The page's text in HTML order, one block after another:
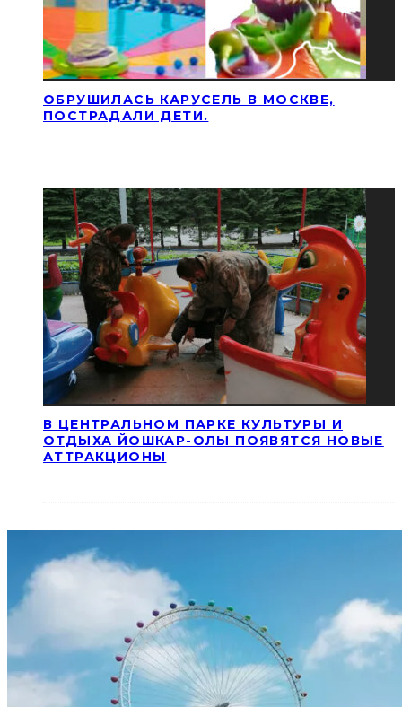
ОБРУШИЛАСЬ КАРУСЕЛЬ В МОСКВЕ,
ПОСТРАДАЛИ ДЕТИ.
В ЦЕНТРАЛЬНОМ ПАРКЕ КУЛЬТУРЫ И
ОТДЫХА ЙОШКАР-ОЛЫ ПОЯВЯТСЯ НОВЫЕ
АТТРАКЦИОНЫ